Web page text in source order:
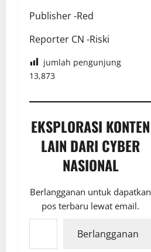
Publisher -Red
Reporter CN -Riski
jumlah pengunjung
13,873
EKSPLORASI KONTEN
LAIN DARI CYBER
NASIONAL
Berlangganan untuk dapatkan
pos terbaru lewat email.
Ketikkan email Anda...
Berlangganan